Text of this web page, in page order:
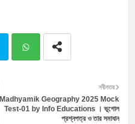
atsa
নবীনতর
Madhyamik Geography 2025 Mock
Test-01 by Info Educations । ভূগোল
প্রশ্নপত্র ও তার সমাধান